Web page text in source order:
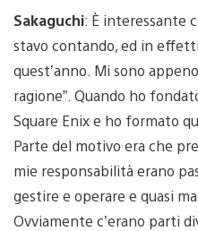
Sakaguchi: È interessante
stavo contando, ed in
quest’anno. Mi sono
ragione”. Quando ho
Square Enix e ho formato
Parte del motivo era che
mie responsabilità erano
gestire e operare e quasi
Ovviamente c’erano parti